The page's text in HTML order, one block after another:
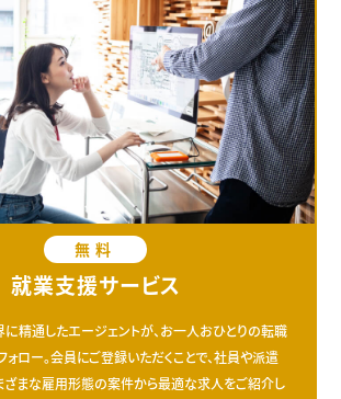
無料
就業支援サービス
に精通したエージェントが、お一人おひとりの転職
ォロー。会員にご登録いただくことで、社員や派遣
ざまな雇用形態の案件から最適な求人をご紹介し